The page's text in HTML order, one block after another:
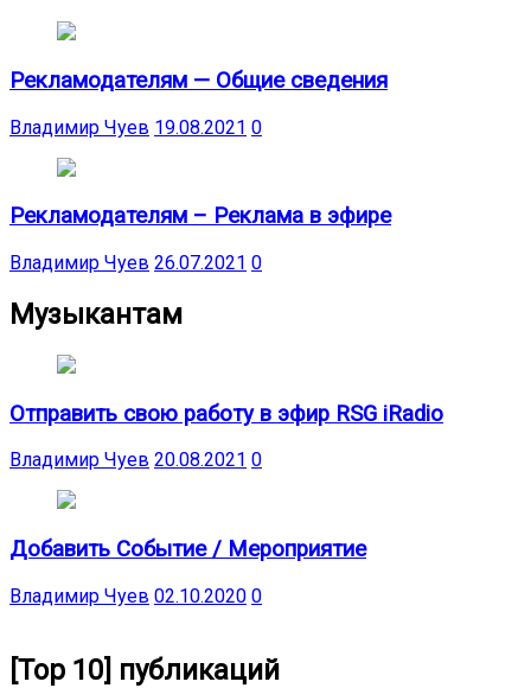
Рекламодателям — Общие сведения
Владимир Чуев 19.08.2021 0
Рекламодателям – Реклама в эфире
Владимир Чуев 26.07.2021 0
Музыкантам
Отправить свою работу в эфир RSG iRadio
Владимир Чуев 20.08.2021 0
Добавить Событие / Мероприятие
Владимир Чуев 02.10.2020 0
[Top 10] публикаций